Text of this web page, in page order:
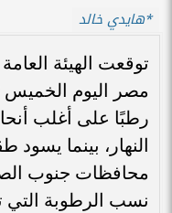
*هايدي خالد
توقعت الهيئة
رطبًا على أغلب
النهار، بينما
محافظات جنوب
نسب الرطوبة